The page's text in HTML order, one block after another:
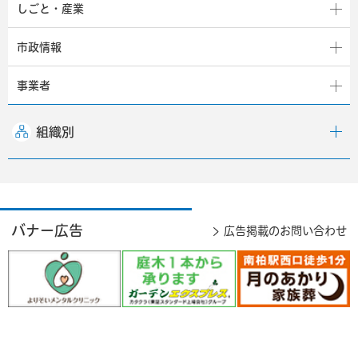
しごと・産業
市政情報
事業者
組織別
バナー広告 広告掲載のお問い合わせ